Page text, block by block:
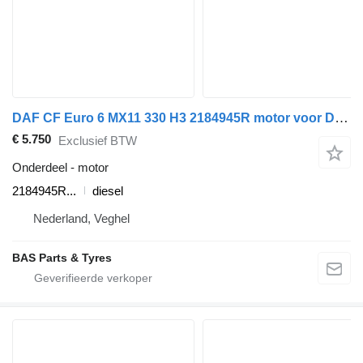
DAF CF Euro 6 MX11 330 H3 2184945R motor voor DAF CF Euro 6 vrachtwagen
€ 5.750 Exclusief BTW
Onderdeel - motor
2184945R...
diesel
Nederland, Veghel
BAS Parts & Tyres